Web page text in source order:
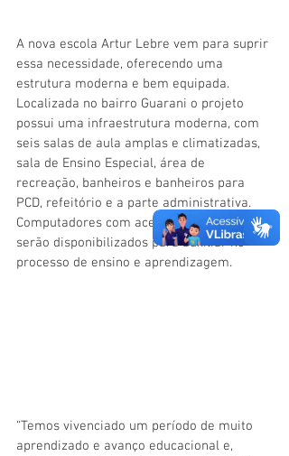
A nova escola Artur Lebre vem para suprir
essa necessidade, oferecendo uma
estrutura moderna e bem equipada.
Localizada no bairro Guarani o projeto
possui uma infraestrutura moderna, com
seis salas de aula amplas e climatizadas,
sala de Ensino Especial, área de
recreação, banheiros e banheiros para
PCD, refeitório e a parte administrativa.
Computadores com acesso à internet
serão disponibilizados para auxiliar no
processo de ensino e aprendizagem.
“Temos vivenciado um período de muito
aprendizado e avanço educacional e,